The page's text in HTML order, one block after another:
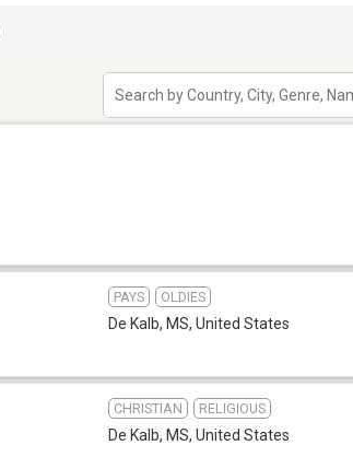
PAYS OLDIES
De Kalb, MS, United States
CHRISTIAN RELIGIOUS
De Kalb, MS, United States